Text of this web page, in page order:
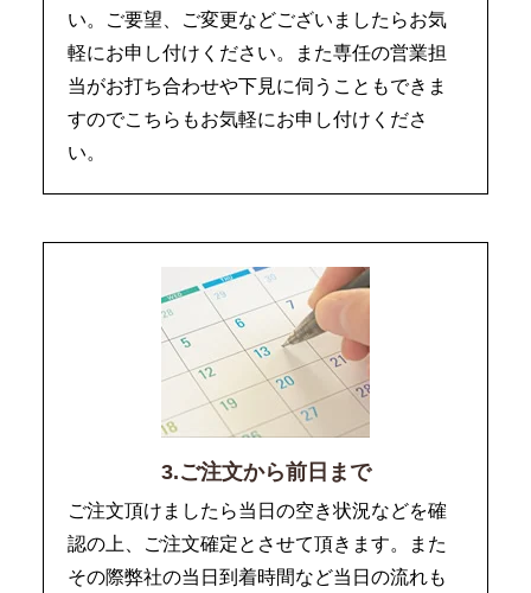
い。ご要望、ご変更などございましたらお気
軽にお申し付けください。また専任の営業担
当がお打ち合わせや下見に伺うこともできま
すのでこちらもお気軽にお申し付けくださ
い。
3.ご注文から前日まで
ご注文頂けましたら当日の空き状況などを確
認の上、ご注文確定とさせて頂きます。また
その際弊社の当日到着時間など当日の流れも